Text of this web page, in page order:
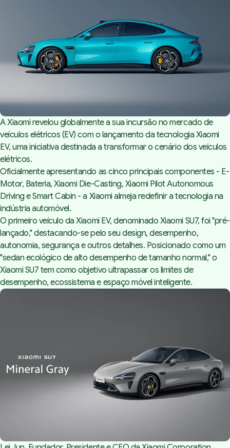
A Xiaomi revelou globalmente a sua incursão no mercado de
veículos elétricos (EV) com o lançamento da tecnologia Xiaomi
EV, uma iniciativa destinada a transformar o cenário dos veículos
elétricos.
Oficialmente apresentando as cinco principais componentes - E-
Motor, Bateria, Xiaomi Die-Casting, Xiaomi Pilot Autonomous
Driving e Smart Cabin - a Xiaomi almeja redefinir a tecnologia na
indústria automóvel.
O primeiro veículo da Xiaomi EV, denominado Xiaomi SU7, foi "pré-
lançado," destacando-se pelo seu design, desempenho,
autonomia, segurança e outros detalhes. Posicionado como um
"sedan ecológico de alto desempenho de tamanho normal," o
Xiaomi SU7 tem como objetivo ultrapassar os limites de
desempenho, ecossistema e espaço móvel inteligente.